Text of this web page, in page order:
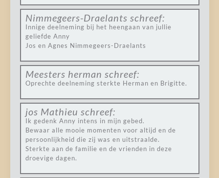
Nimmegeers-Draelants schreef:
Innige deelneming bij het heengaan van jullie
geliefde Anny
Jos en Agnes Nimmegeers-Draelants
Meesters herman schreef:
Oprechte deelneming sterkte Herman en Brigitte.
jos Mathieu schreef:
Ik gedenk Anny intens in mijn gebed.
Bewaar alle mooie momenten voor altijd en de
persoonlijkheid die zij was en uitstraalde.
Sterkte aan de familie en de vrienden in deze
droevige dagen.